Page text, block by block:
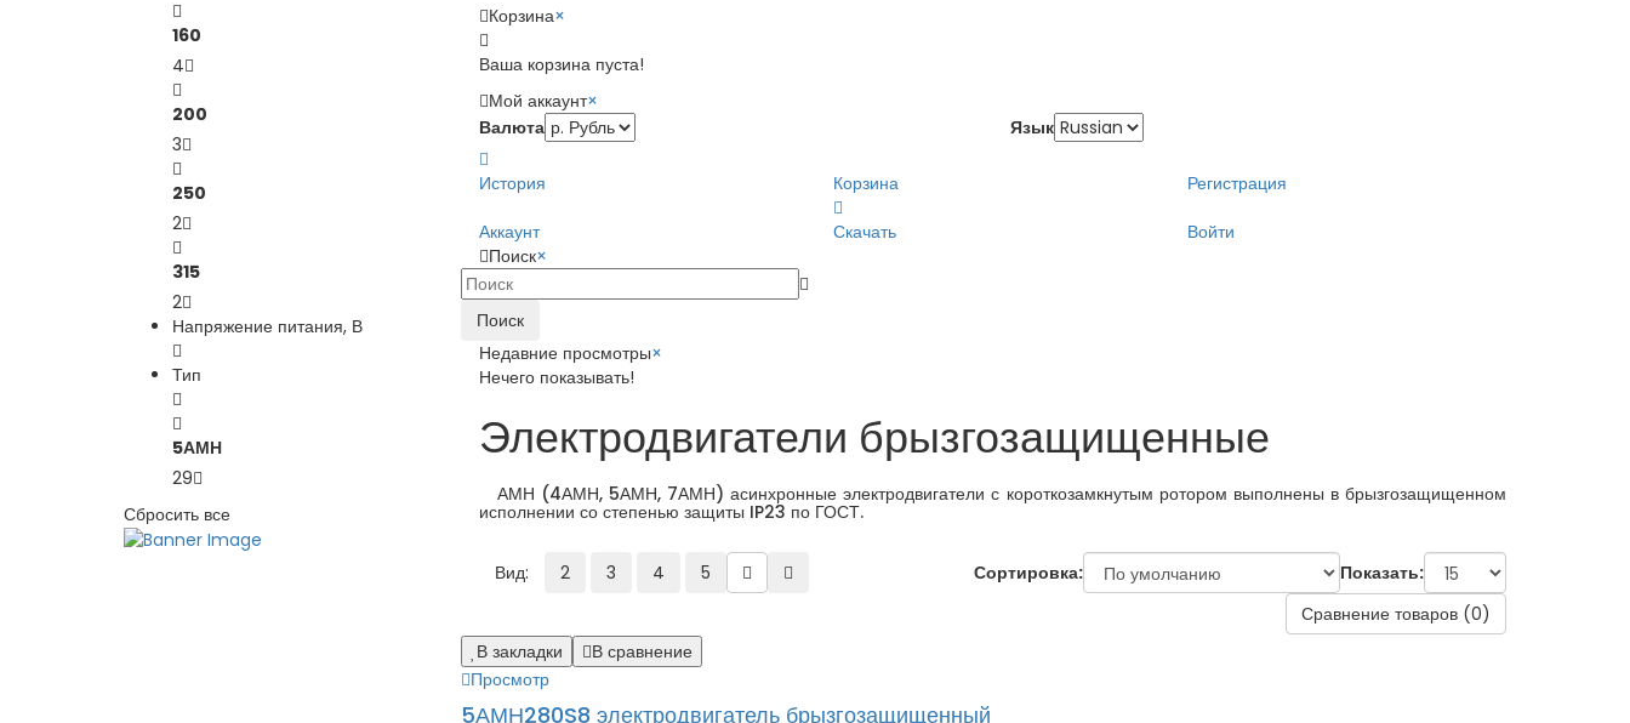
160
4
200
3
250
2
315
2
Напряжение питания, В
Тип
5АМН
29
Сбросить все
Корзина×
Ваша корзина пуста!
Мой аккаунт×
Валюта
Язык
История Корзина
Регистрация
Аккаунт
Скачать
Войти
Поиск×
Поиск
Недавние просмотры×
Нечего показывать!
Электродвигатели брызгозащищенные
АМН (4АМН, 5АМН, 7АМН) асинхронные электродвигатели с короткозамкнутым ротором выполнены в брызгозащищенном
исполнении со степенью защиты IP23 по ГОСТ.
Вид: 2 3 4 5 Сортировка:
Показать:
Сравнение товаров (0)
В закладки
В сравнение
Просмотр
5АМН280S8 электродвигатель брызгозащищенный